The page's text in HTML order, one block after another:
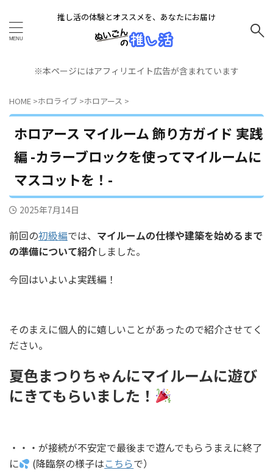
推し活の体験とオススメを、あなたにお届け
※本ページにはアフィリエイト広告が含まれています
HOME >ホロライブ >ホロアース >
ホロアース マイルーム 飾り方ガイド 実践
編 -カラーブロックを使ってマイルームに
マスコットを！-
2025年7月14日
前回の初級編では、 マイルームの仕様や建築を始めるまで
の準備について紹介しました。
今回はいよいよ実践編！
そのまえに個人的に嬉しいことがあったので紹介させてく
ださい。
夏色まつりちゃんにマイルームに遊び
にきてもらいました！
・・・が接続が不安定で最後まで遊んでもらうまえに終了
に
(降臨祭の様子はこちらで）